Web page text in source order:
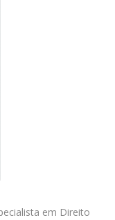
em Direito